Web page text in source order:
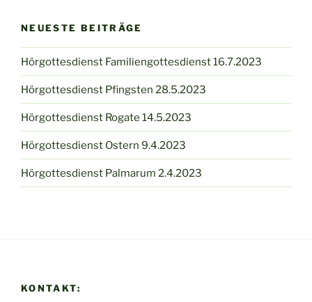
NEUESTE BEITRÄGE
Hörgottesdienst Familiengottesdienst 16.7.2023
Hörgottesdienst Pfingsten 28.5.2023
Hörgottesdienst Rogate 14.5.2023
Hörgottesdienst Ostern 9.4.2023
Hörgottesdienst Palmarum 2.4.2023
KONTAKT: